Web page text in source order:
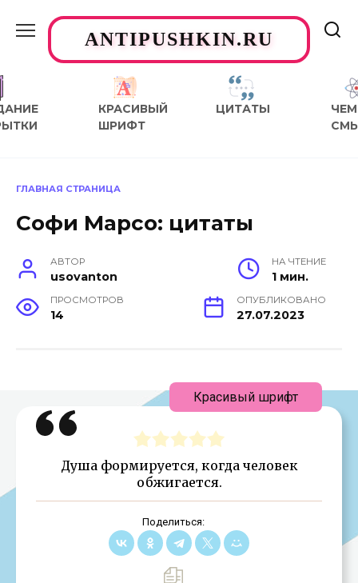
содержаниюANTIPUSHKIN.RU
КРАСИВЫЙ
ШРИФТ
ЦИТАТЫ
ЧЕМ
ГЛАВНАЯ СТРАНИЦА
Софи Марсо: цитаты
АВТОР
usovanton
НА ЧТЕНИЕ
1 мин.
ПРОСМОТРОВ
14
ОПУБЛИКОВАНО
27.07.2023
Душа формируется, когда человек
обжигается.
Поделиться:
Красивый шрифт